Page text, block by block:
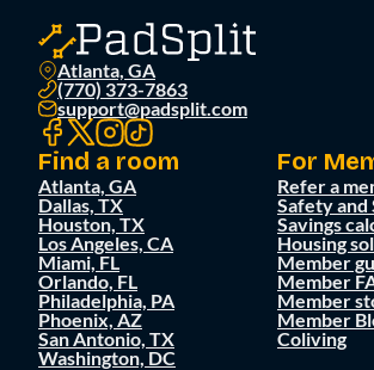
Atlanta, GA
(770) 373-7863
support@padsplit.com
Find a room
Atlanta, GA
Dallas, TX
Houston, TX
Los Angeles, CA
Miami, FL
Orlando, FL
Philadelphia, PA
Phoenix, AZ
San Antonio, TX
Washington, DC
For
Refer a
Safety
Savings
Housing
Member
Member
Member
Member
Coliving